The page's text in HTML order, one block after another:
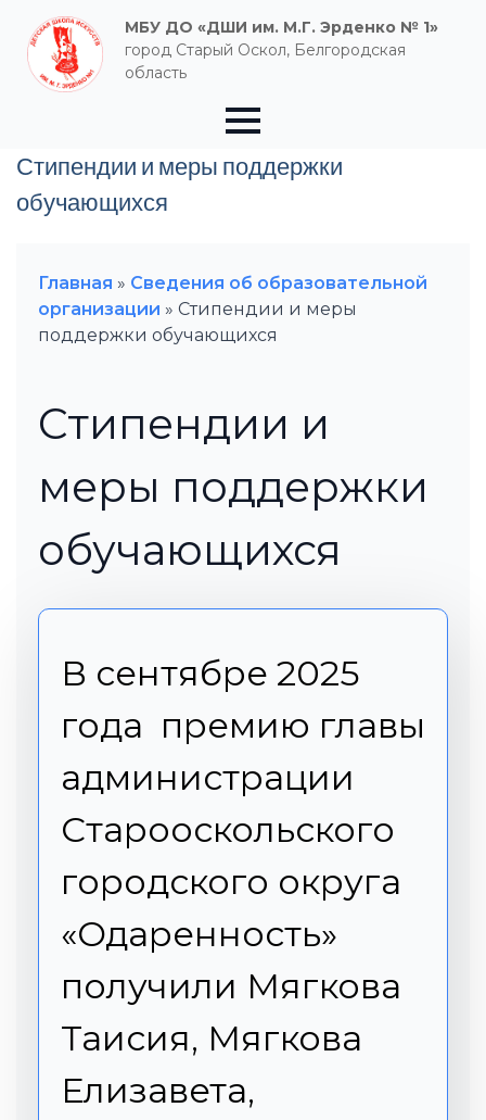
МБУ ДО «ДШИ им. М.Г. Эрденко № 1»
город Старый Оскол, Белгородская
область
Стипендии и меры поддержки
обучающихся
Главная » Сведения об образовательной
организации » Стипендии и меры
поддержки обучающихся
Стипендии и
меры поддержки
обучающихся
В сентябре 2025
года премию главы
администрации
Старооскольского
городского округа
«Одаренность»
получили Мягкова
Таисия, Мягкова
Елизавета,